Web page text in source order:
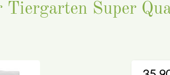
Tiergarten Super